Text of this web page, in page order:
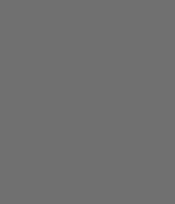
阜/石川/兵庫 /京都/大阪/
県
おります。